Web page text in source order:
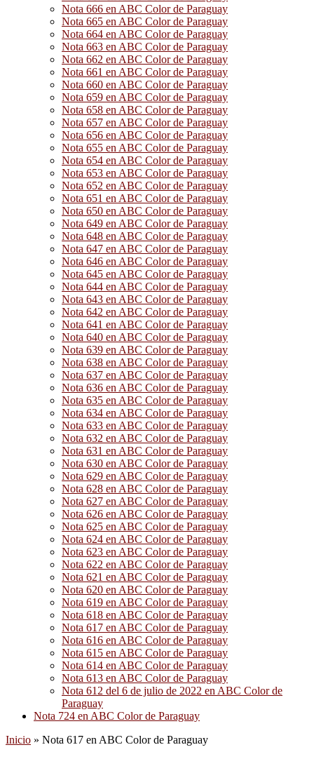
Nota 666 en ABC Color de Paraguay
Nota 665 en ABC Color de Paraguay
Nota 664 en ABC Color de Paraguay
Nota 663 en ABC Color de Paraguay
Nota 662 en ABC Color de Paraguay
Nota 661 en ABC Color de Paraguay
Nota 660 en ABC Color de Paraguay
Nota 659 en ABC Color de Paraguay
Nota 658 en ABC Color de Paraguay
Nota 657 en ABC Color de Paraguay
Nota 656 en ABC Color de Paraguay
Nota 655 en ABC Color de Paraguay
Nota 654 en ABC Color de Paraguay
Nota 653 en ABC Color de Paraguay
Nota 652 en ABC Color de Paraguay
Nota 651 en ABC Color de Paraguay
Nota 650 en ABC Color de Paraguay
Nota 649 en ABC Color de Paraguay
Nota 648 en ABC Color de Paraguay
Nota 647 en ABC Color de Paraguay
Nota 646 en ABC Color de Paraguay
Nota 645 en ABC Color de Paraguay
Nota 644 en ABC Color de Paraguay
Nota 643 en ABC Color de Paraguay
Nota 642 en ABC Color de Paraguay
Nota 641 en ABC Color de Paraguay
Nota 640 en ABC Color de Paraguay
Nota 639 en ABC Color de Paraguay
Nota 638 en ABC Color de Paraguay
Nota 637 en ABC Color de Paraguay
Nota 636 en ABC Color de Paraguay
Nota 635 en ABC Color de Paraguay
Nota 634 en ABC Color de Paraguay
Nota 633 en ABC Color de Paraguay
Nota 632 en ABC Color de Paraguay
Nota 631 en ABC Color de Paraguay
Nota 630 en ABC Color de Paraguay
Nota 629 en ABC Color de Paraguay
Nota 628 en ABC Color de Paraguay
Nota 627 en ABC Color de Paraguay
Nota 626 en ABC Color de Paraguay
Nota 625 en ABC Color de Paraguay
Nota 624 en ABC Color de Paraguay
Nota 623 en ABC Color de Paraguay
Nota 622 en ABC Color de Paraguay
Nota 621 en ABC Color de Paraguay
Nota 620 en ABC Color de Paraguay
Nota 619 en ABC Color de Paraguay
Nota 618 en ABC Color de Paraguay
Nota 617 en ABC Color de Paraguay
Nota 616 en ABC Color de Paraguay
Nota 615 en ABC Color de Paraguay
Nota 614 en ABC Color de Paraguay
Nota 613 en ABC Color de Paraguay
Nota 612 del 6 de julio de 2022 en ABC Color de
Paraguay
Nota 724 en ABC Color de Paraguay
Inicio » Nota 617 en ABC Color de Paraguay